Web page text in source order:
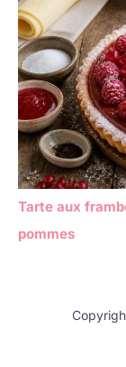
Tarte aux
pommes